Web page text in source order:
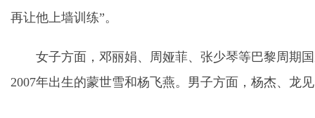
再让他上墙训练”。
女子方面，邓丽娟、周娅菲、张少琴等巴黎周期
2007年出生的蒙世雪和杨飞燕。男子方面，杨杰、龙